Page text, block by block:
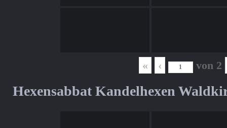
« ‹ von 2
Hexensabbat Kandelhexen